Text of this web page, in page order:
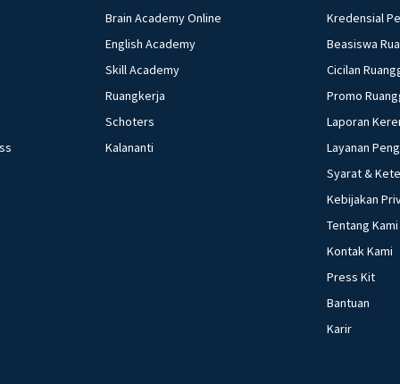
Brain Academy Online
English Academy
Skill Academy
Ruangkerja
Schoters
Kalananti
Kredensial
Beasiswa
Cicilan
Promo
Laporan
Layanan
Syarat &
Kebijakan
Tentang Kami
Kontak Kami
Press Kit
Bantuan
Karir